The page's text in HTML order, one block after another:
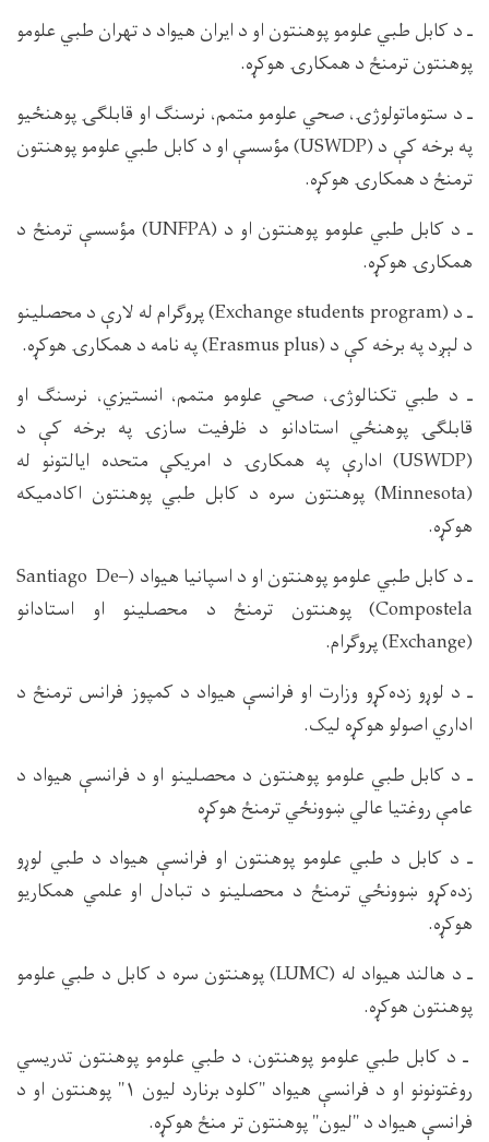
ـ د کابل طبي علومو پوهنتون او د ایران هیواد د تهران طبي علومو
پوهنتون ترمنځ د همکارۍ هوکړه.
ـ د ستوماتولوژۍ، صحي علومو متمم، نرسنګ او قابلګۍ پوهنځیو
په برخه کې د (USWDP) مؤسسې او د کابل طبي علومو پوهنتون
ترمنځ د همکارۍ هوکړه.
ـ د کابل طبي علومو پوهنتون او د (UNFPA) مؤسسې ترمنځ د
همکارۍ هوکړه.
ـ د (Exchange students program) پروګرام له لارې د محصلینو
د لېږد په برخه کې د (Erasmus plus) په نامه د همکارۍ هوکړه.
ـ د طبي تکنالوژۍ، صحي علومو متمم، انستیزي، نرسنګ او
قابلګۍ پوهنځي استادانو د ظرفیت سازۍ په برخه کې د
(USWDP) ادارې په همکارۍ د امریکې متحده ایالتونو له
(Minnesota) پوهنتون سره د کابل طبي پوهنتون اکادمیکه
هوکړه.
ـ د کابل طبي علومو پوهنتون او د اسپانیا هیواد (Santiago De–
Compostela) پوهنتون ترمنځ د محصلینو او استادانو
(Exchange) پروګرام.
ـ د لوړو زده‌کړو وزارت او فرانسې هیواد د کمپوز فرانس ترمنځ د
اداري اصولو هوکړه لیک.
ـ د کابل طبي علومو پوهنتون د محصلینو او د فرانسې هیواد د
عامې روغتیا عالي ښوونځي ترمنځ هوکړه
ـ د کابل د طبي علومو پوهنتون او فرانسې هیواد د طبي لوړو
زده‌کړو ښوونځي ترمنځ د محصلینو د تبادل او علمي همکاریو
هوکړه.
ـ د هالند هیواد له (LUMC) پوهنتون سره د کابل د طبي علومو
پوهنتون هوکړه.
ـ د کابل طبي علومو پوهنتون، د طبي علومو پوهنتون تدریسي
روغتونونو او د فرانسې هیواد "کلود برنارد لیون ۱" پوهنتون او د
فرانسې هیواد د "لیون" پوهنتون تر منځ هوکړه.